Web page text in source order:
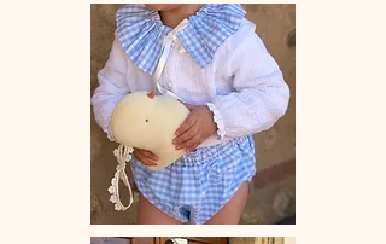
en cours.
♡ Lavage à la main ou en machine
30° max, couleurs similaires, cycle
délicat. Ne pas utilser de sèche-linge.